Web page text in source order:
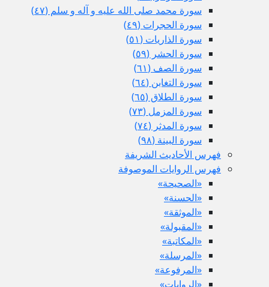
سورة محمد صلى الله عليه و آله و سلم (٤٧)
سورة الحجرات (٤٩)
سورة الذاريات (٥١)
سورة الحشر (٥٩)
سورة الصف (٦١)
سورة التغابن (٦٤)
سورة الطلاق (٦٥)
سورة المزمل (٧٣)
سورة المدثر (٧٤)
سورة البينة (٩٨)
فهرس الأحاديث الشريفة
فهرس الروايات الموصوفة
«الصحيحة»
«الحسنة»
«الموثقة»
«المقبولة»
«المكاتبة»
«المرسلة»
«المرفوعة»
«الروايات»